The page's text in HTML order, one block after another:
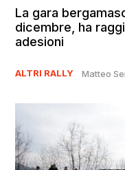
La gara
dicembre, ha
adesioni
ALTRI RALLY Matteo